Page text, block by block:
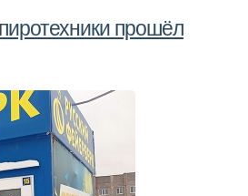
прошёл